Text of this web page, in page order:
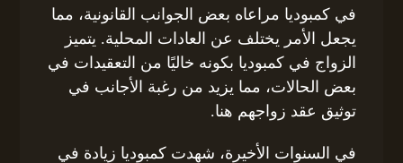
في كمبوديا مراعاه بعض الجوانب القانونية، مما
يجعل الأمر يختلف عن العادات المحلية. يتميز
الزواج في كمبوديا بكونه خاليًا من التعقيدات في
بعض الحالات، مما يزيد من رغبة الأجانب في
توثيق عقد زواجهم هنا.
في السنوات الأخيرة، شهدت كمبوديا زيادة في